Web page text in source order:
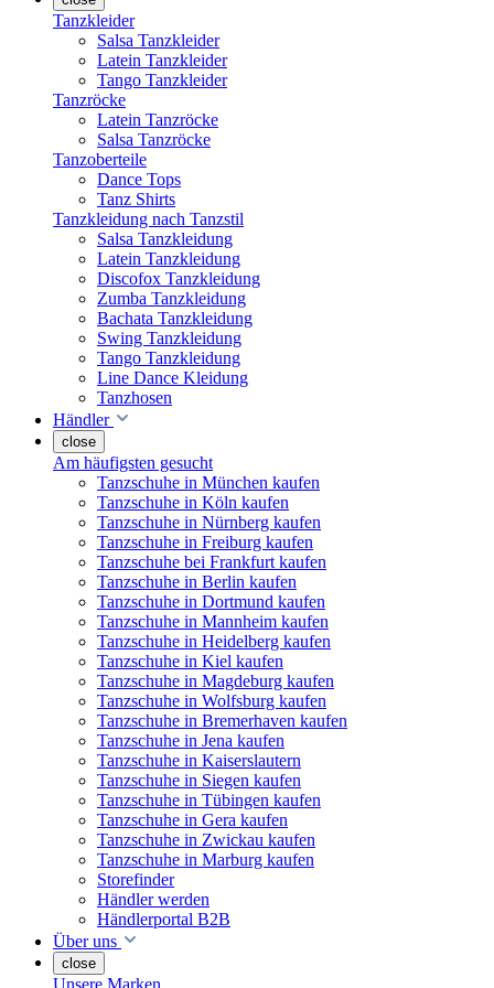
Tanzkleider
Salsa Tanzkleider
Latein Tanzkleider
Tango Tanzkleider
Tanzröcke
Latein Tanzröcke
Salsa Tanzröcke
Tanzoberteile
Dance Tops
Tanz Shirts
Tanzkleidung nach Tanzstil
Salsa Tanzkleidung
Latein Tanzkleidung
Discofox Tanzkleidung
Zumba Tanzkleidung
Bachata Tanzkleidung
Swing Tanzkleidung
Tango Tanzkleidung
Line Dance Kleidung
Tanzhosen
Händler
close
Am häufigsten gesucht
Tanzschuhe in München kaufen
Tanzschuhe in Köln kaufen
Tanzschuhe in Nürnberg kaufen
Tanzschuhe in Freiburg kaufen
Tanzschuhe bei Frankfurt kaufen
Tanzschuhe in Berlin kaufen
Tanzschuhe in Dortmund kaufen
Tanzschuhe in Mannheim kaufen
Tanzschuhe in Heidelberg kaufen
Tanzschuhe in Kiel kaufen
Tanzschuhe in Magdeburg kaufen
Tanzschuhe in Wolfsburg kaufen
Tanzschuhe in Bremerhaven kaufen
Tanzschuhe in Jena kaufen
Tanzschuhe in Kaiserslautern
Tanzschuhe in Siegen kaufen
Tanzschuhe in Tübingen kaufen
Tanzschuhe in Gera kaufen
Tanzschuhe in Zwickau kaufen
Tanzschuhe in Marburg kaufen
Storefinder
Händler werden
Händlerportal B2B
Über uns
close
Unsere Marken